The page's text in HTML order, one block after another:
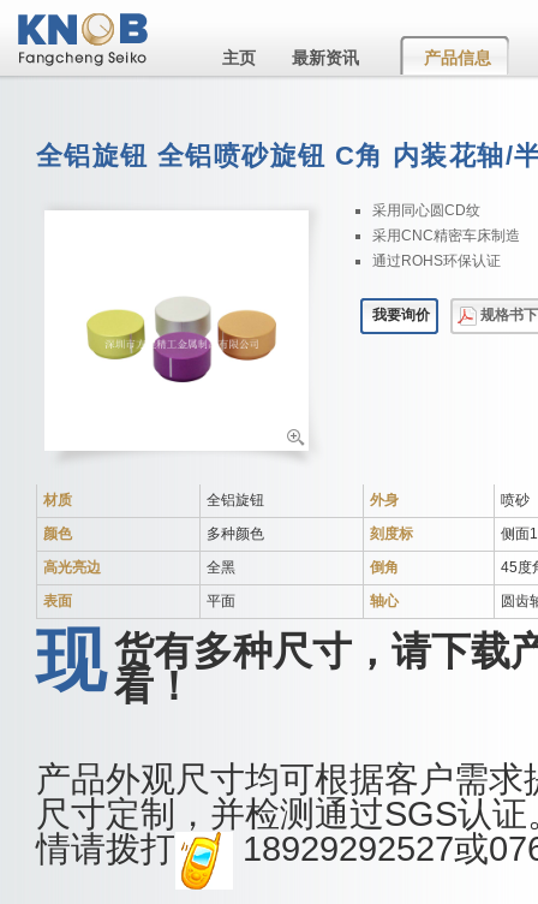
主页 最新资讯 产品信息
全铝旋钮 全铝喷砂旋钮 C角 内装花轴/
采用同心圆CD纹
采用CNC精密车床制造
通过ROHS环保认证
我要询价 规格书
材质 全铝旋钮 外身
喷砂
颜色
多种颜色 刻度标
侧面
高光亮边
全黑 倒角
45度
表面
平面 轴心 圆齿
现货有多种尺寸，请下载
看！
产品外观尺寸均可根据客户需求
尺寸定制，并检测通过SGS认
情请拨打
18929292527或